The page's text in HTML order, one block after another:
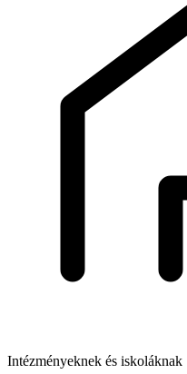
Intézményeknek és iskoláknak